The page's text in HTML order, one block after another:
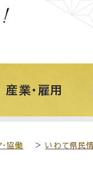
産業・雇用
協働 > いわて県民情